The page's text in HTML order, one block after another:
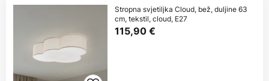
Stropna svjetiljka Cloud, bež, duljine 63
cm, tekstil, cloud, E27
115,90 €